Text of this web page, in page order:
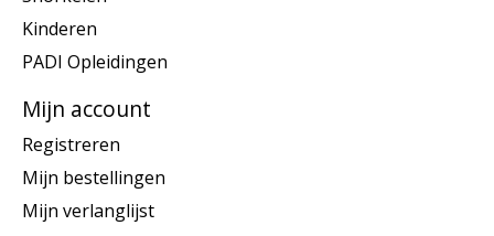
Kinderen
PADI Opleidingen
Mijn account
Registreren
Mijn bestellingen
Mijn verlanglijst